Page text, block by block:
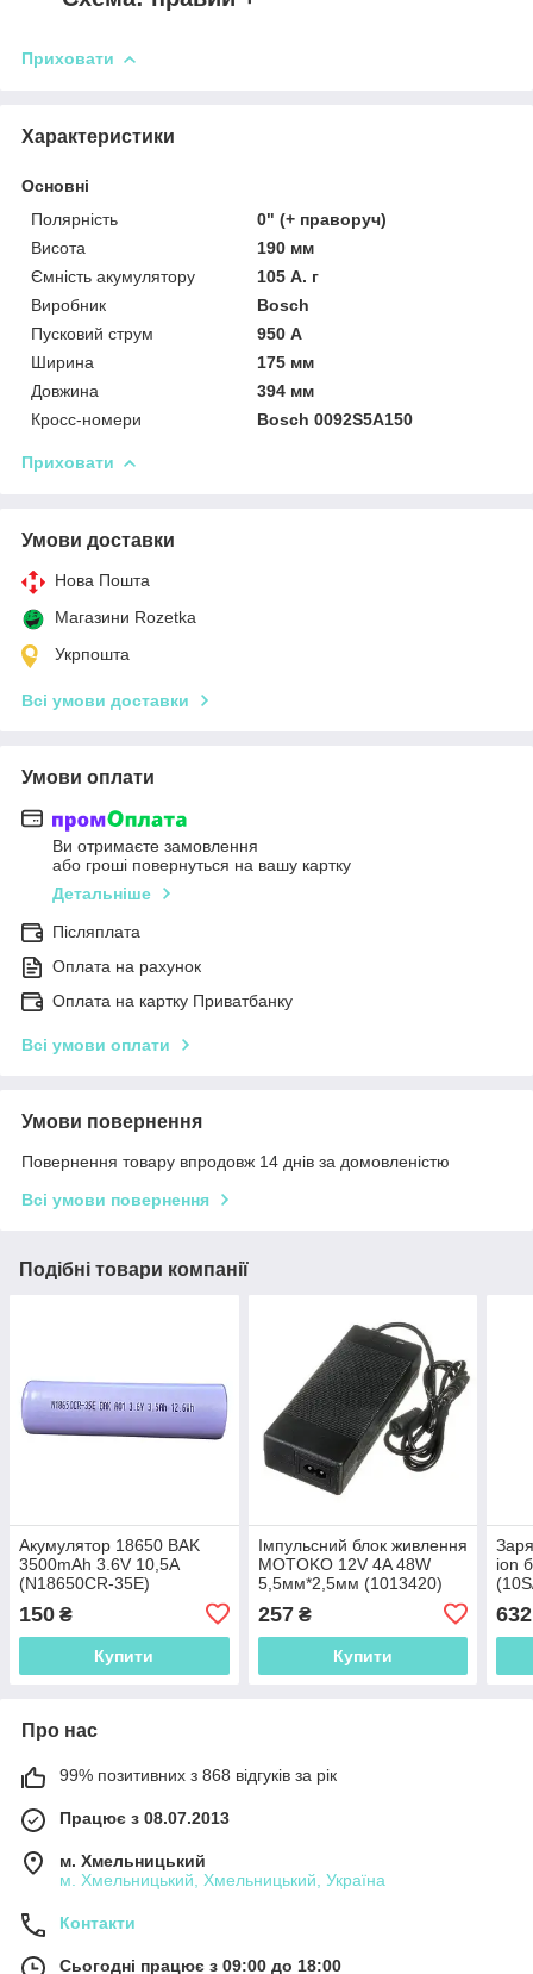
Приховати
Характеристики
Основні
Полярність
0" (+ праворуч)
Висота
190 мм
Ємність акумулятору
105 А. г
Виробник
Bosch
Пусковий струм
950 А
Ширина
175 мм
Довжина
394 мм
Кросс-номери
Bosch 0092S5A150
Приховати
Умови доставки
Нова Пошта
Магазини Rozetka
Укрпошта
Всі умови доставки
Умови оплати
Ви отримаєте замовлення
або гроші повернуться на вашу картку
Детальніше
Післяплата
Оплата на рахунок
Оплата на картку Приватбанку
Всі умови оплати
Умови повернення
Повернення товару впродовж 14 днів за домовленістю
Всі умови повернення
Подібні товари компанії
Акумулятор 18650 BAK
3500mAh 3.6V 10,5A
(N18650CR-35E)
150 ₴
Купити
Імпульсний блок живлення
MOTOKO 12V 4A 48W
5,5мм*2,5мм (1013420)
257₴
Купити
ion
632
Про нас
99% позитивних з 868 відгуків за рік
Працює з 08.07.2013
м. Хмельницький
м. Хмельницький, Хмельницький, Україна
Контакти
Сьогодні працює з 09:00 до 18:00